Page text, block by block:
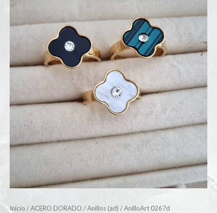
Inicio /ACERO DORADO /Anillos (ad) / AnilloArt 0267d